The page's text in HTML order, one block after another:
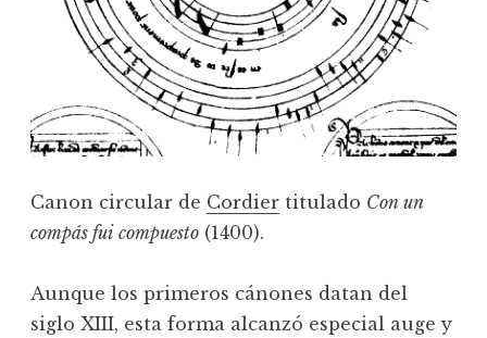
Canon circular de Cordier titulado Con un
compás fui compuesto (1400).
Aunque los primeros cánones datan del
siglo XIII, esta forma alcanzó especial auge y